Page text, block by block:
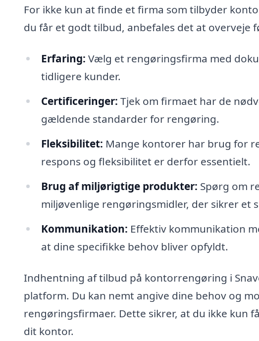
For ikke kun at finde et firma som tilbyder
du får et godt tilbud, anbefales det at overveje
Erfaring: Vælg et rengøringsfirma med
tidligere kunder.
Certificeringer: Tjek om firmaet har de
gældende standarder for rengøring.
Fleksibilitet: Mange kontorer har brug for
respons og fleksibilitet er derfor essentielt.
Brug af miljørigtige produkter: Spørg om
miljøvenlige rengøringsmidler, der sikrer et
Kommunikation: Effektiv kommunikation
at dine specifikke behov bliver opfyldt.
Indhentning af tilbud på kontorrengøring i
platform. Du kan nemt angive dine behov og
rengøringsfirmaer. Dette sikrer, at du ikke kun
dit kontor.